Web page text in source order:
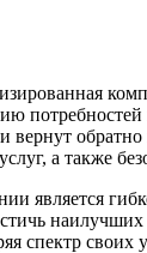
вернут
а также
является
спектр своих